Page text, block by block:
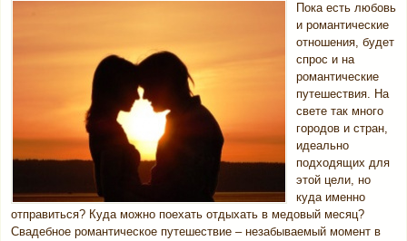
Пока есть любовь
и романтические
отношения, будет
спрос и на
романтические
путешествия. На
свете так много
городов и стран,
идеально
подходящих для
этой цели, но
куда именно
отправиться? Куда можно поехать отдыхать в медовый месяц?
Свадебное романтическое путешествие – незабываемый момент в